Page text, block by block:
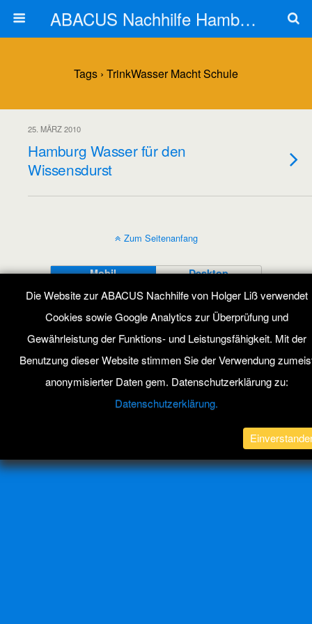
ABACUS Nachhilfe Hamburg
Tags › TrinkWasser Macht Schule
25. MÄRZ 2010
Hamburg Wasser für den
Wissensdurst
Zum Seitenanfang
Mobil Desktop
Die Website zur ABACUS Nachhilfe von Holger Liß verwendet
Cookies sowie Google Analytics zur Überprüfung und
Gewährleistung der Funktions- und Leistungsfähigkeit. Mit der
Benutzung dieser Website stimmen Sie der Verwendung
anonymisierter Daten gem. Datenschutzerklärung zu:
Datenschutzerklärung.